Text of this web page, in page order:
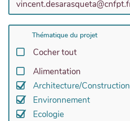
Thématique du projet
Cocher tout
Alimentation
Architecture/Construction
Environnement
Ecologie